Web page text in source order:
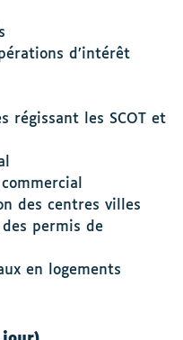
d’intérêt
régissant les SCOT et
des centres villes
permis de
en logements